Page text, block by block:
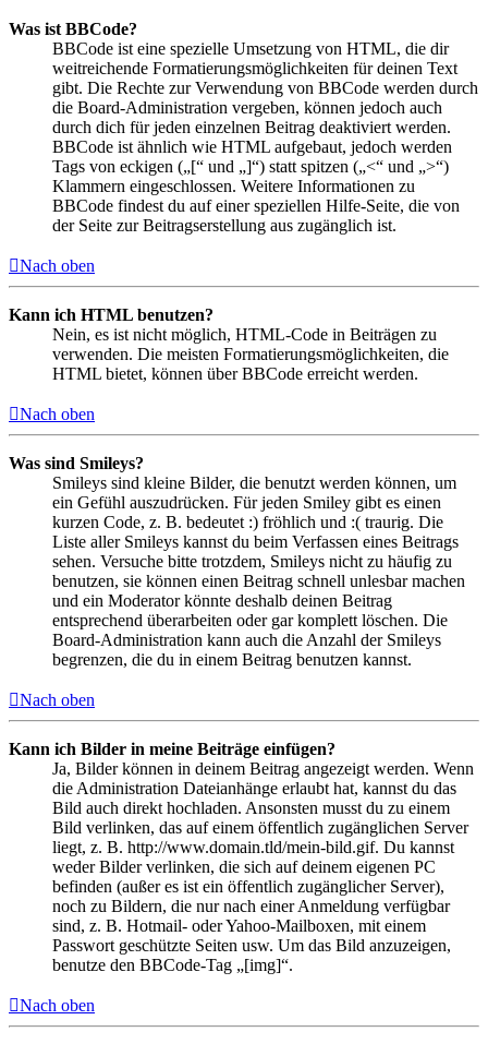
Was ist BBCode?
BBCode ist eine spezielle Umsetzung von HTML, die dir
weitreichende Formatierungsmöglichkeiten für deinen Text
gibt. Die Rechte zur Verwendung von BBCode werden durch
die Board-Administration vergeben, können jedoch auch
durch dich für jeden einzelnen Beitrag deaktiviert werden.
BBCode ist ähnlich wie HTML aufgebaut, jedoch werden
Tags von eckigen („[“ und „]“) statt spitzen („<“ und „>“)
Klammern eingeschlossen. Weitere Informationen zu
BBCode findest du auf einer speziellen Hilfe-Seite, die von
der Seite zur Beitragserstellung aus zugänglich ist.
Nach oben
Kann ich HTML benutzen?
Nein, es ist nicht möglich, HTML-Code in Beiträgen zu
verwenden. Die meisten Formatierungsmöglichkeiten, die
HTML bietet, können über BBCode erreicht werden.
Nach oben
Was sind Smileys?
Smileys sind kleine Bilder, die benutzt werden können, um
ein Gefühl auszudrücken. Für jeden Smiley gibt es einen
kurzen Code, z. B. bedeutet :) fröhlich und :( traurig. Die
Liste aller Smileys kannst du beim Verfassen eines Beitrags
sehen. Versuche bitte trotzdem, Smileys nicht zu häufig zu
benutzen, sie können einen Beitrag schnell unlesbar machen
und ein Moderator könnte deshalb deinen Beitrag
entsprechend überarbeiten oder gar komplett löschen. Die
Board-Administration kann auch die Anzahl der Smileys
begrenzen, die du in einem Beitrag benutzen kannst.
Nach oben
Kann ich Bilder in meine Beiträge einfügen?
Ja, Bilder können in deinem Beitrag angezeigt werden. Wenn
die Administration Dateianhänge erlaubt hat, kannst du das
Bild auch direkt hochladen. Ansonsten musst du zu einem
Bild verlinken, das auf einem öffentlich zugänglichen Server
liegt, z. B. http://www.domain.tld/mein-bild.gif. Du kannst
weder Bilder verlinken, die sich auf deinem eigenen PC
befinden (außer es ist ein öffentlich zugänglicher Server),
noch zu Bildern, die nur nach einer Anmeldung verfügbar
sind, z. B. Hotmail- oder Yahoo-Mailboxen, mit einem
Passwort geschützte Seiten usw. Um das Bild anzuzeigen,
benutze den BBCode-Tag „[img]“.
Nach oben